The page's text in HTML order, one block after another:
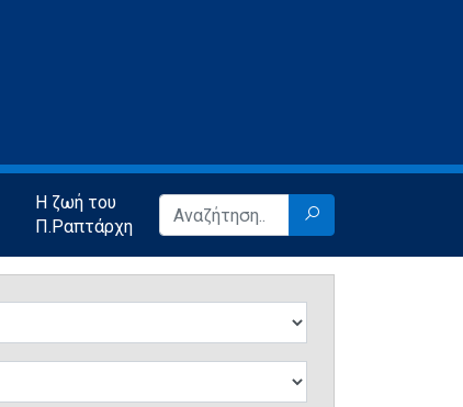
Η ζωή του
Π.Ραπτάρχη